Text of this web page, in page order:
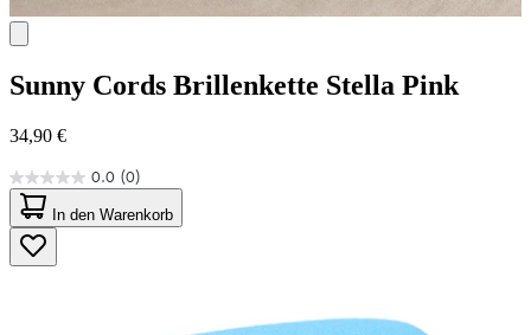
Sunny Cords Brillenkette Stella Pink
34,90 €
0.0 (0)
0.0
von
5
Sternen.
In den Warenkorb